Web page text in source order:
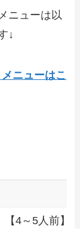
ニューは以
↓
ニューはこ
【4～5人前】